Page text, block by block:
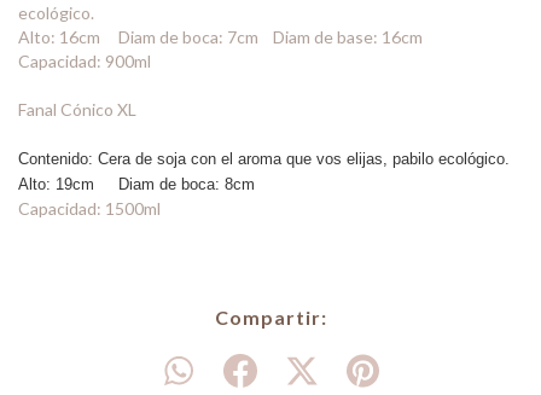
ecológico.
Alto: 16cm Diam de boca: 7cm Diam de base: 16cm
Capacidad: 900ml
Fanal Cónico XL
Contenido: Cera de soja con el aroma que vos elijas, pabilo ecológico.
Alto: 19cm Diam de boca: 8cm
Capacidad: 1500ml
Compartir: